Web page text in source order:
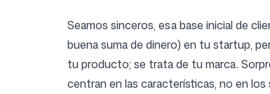
Precios
Seamos sinceros, esa base inicial de
buena suma de dinero) en tu startup,
tu producto; se trata de tu marca.
centran en las características, no en